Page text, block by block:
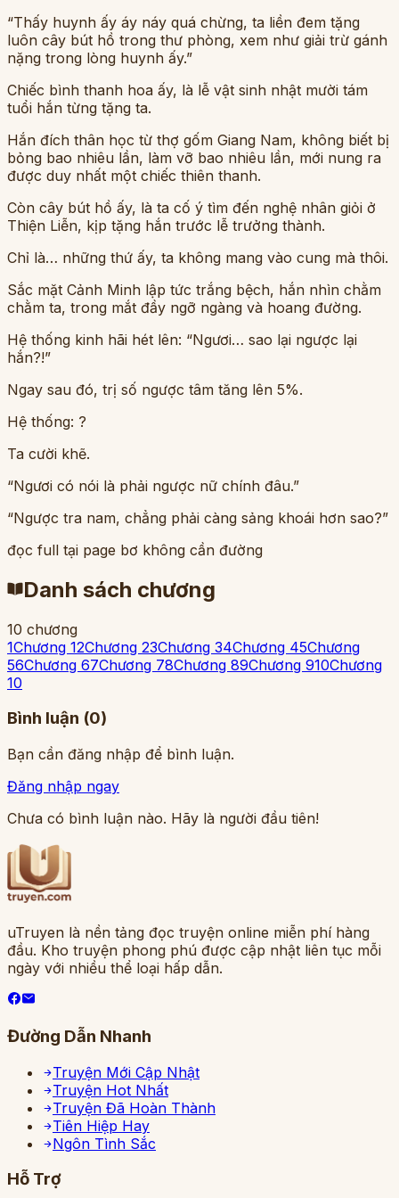
“Thấy huynh ấy áy náy quá chừng, ta liền đem tặng
luôn cây bút hồ trong thư phòng, xem như giải trừ gánh
nặng trong lòng huynh ấy.”
Chiếc bình thanh hoa ấy, là lễ vật sinh nhật mười tám
tuổi hắn từng tặng ta.
Hắn đích thân học từ thợ gốm Giang Nam, không biết bị
bỏng bao nhiêu lần, làm vỡ bao nhiêu lần, mới nung ra
được duy nhất một chiếc thiên thanh.
Còn cây bút hồ ấy, là ta cố ý tìm đến nghệ nhân giỏi ở
Thiện Liễn, kịp tặng hắn trước lễ trưởng thành.
Chỉ là… những thứ ấy, ta không mang vào cung mà thôi.
Sắc mặt Cảnh Minh lập tức trắng bệch, hắn nhìn chằm
chằm ta, trong mắt đầy ngỡ ngàng và hoang đường.
Hệ thống kinh hãi hét lên: “Ngươi… sao lại ngược lại
hắn?!”
Ngay sau đó, trị số ngược tâm tăng lên 5%.
Hệ thống: ?
Ta cười khẽ.
“Ngươi có nói là phải ngược nữ chính đâu.”
“Ngược tra nam, chẳng phải càng sảng khoái hơn sao?”
đọc full tại page bơ không cần đường
Danh sách chương
10 chương
1Chương 12Chương 23Chương 34Chương 45Chương
56Chương 67Chương 78Chương 89Chương 910Chương
10
Bình luận (0)
Bạn cần đăng nhập để bình luận.
Đăng nhập ngay
Chưa có bình luận nào. Hãy là người đầu tiên!
uTruyen là nền tảng đọc truyện online miễn phí hàng
đầu. Kho truyện phong phú được cập nhật liên tục mỗi
ngày với nhiều thể loại hấp dẫn.
Đường Dẫn Nhanh
Truyện Mới Cập Nhật
Truyện Hot Nhất
Truyện Đã Hoàn Thành
Tiên Hiệp Hay
Ngôn Tình Sắc
Hỗ Trợ